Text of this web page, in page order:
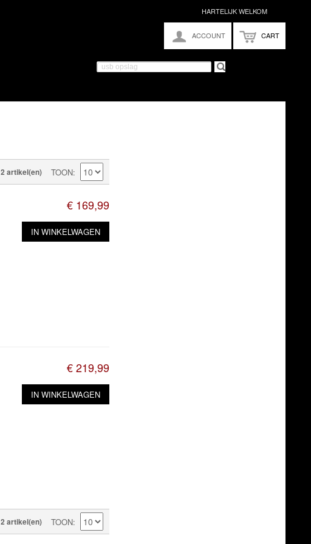
HARTELIJK WELKOM
ACCOUNT CART
2 artikel(en) TOON
€ 169,99
IN WINKELWAGEN
€ 219,99
IN WINKELWAGEN
2 artikel(en) TOON